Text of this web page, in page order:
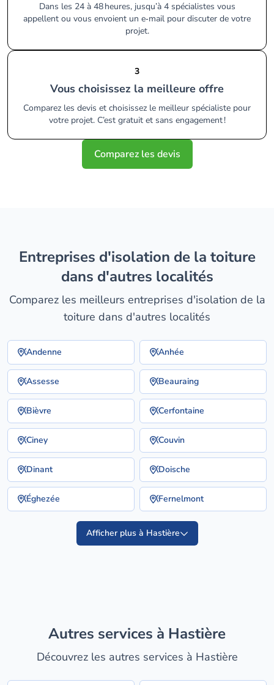
Dans les 24 à 48 heures, jusqu’à 4 spécialistes vous
appellent ou vous envoient un e‑mail pour discuter de votre
projet.
3
Vous choisissez la meilleure offre
Comparez les devis et choisissez le meilleur spécialiste pour
votre projet. C’est gratuit et sans engagement !
Comparez les devis
entreprises d'isolation de la toiture
dans d'autres localités
Comparez les meilleurs entreprises d'isolation de la
toiture dans d'autres localités
Andenne Anhée
Assesse Beauraing
Bièvre Cerfontaine
Ciney Couvin
Dinant Doische
Éghezée Fernelmont
Afficher plus à Hastière
Autres services à Hastière
Découvrez les autres services à Hastière